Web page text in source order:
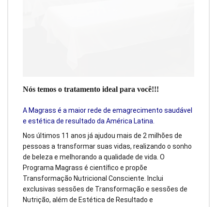
Nós temos o tratamento ideal para você!!!
A Magrass é a maior rede de emagrecimento saudável
e estética de resultado da América Latina.
Nos últimos 11 anos já ajudou mais de 2 milhões de
pessoas a transformar suas vidas, realizando o sonho
de beleza e melhorando a qualidade de vida. O
Programa Magrass é científico e propõe
Transformação Nutricional Consciente. Inclui
exclusivas sessões de Transformação e sessões de
Nutrição, além de Estética de Resultado e